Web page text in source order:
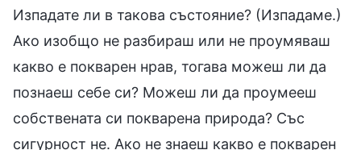
Изпадате ли в такова състояние? (Изпадаме.)
Ако изобщо не разбираш или не проумяваш
какво е покварен нрав, тогава можеш ли да
познаеш себе си? Можеш ли да проумееш
собствената си покварена природа? Със
сигурност не. Ако не знаеш какво е покварен